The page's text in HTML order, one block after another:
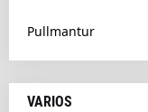
Pullmantur
VARIOS